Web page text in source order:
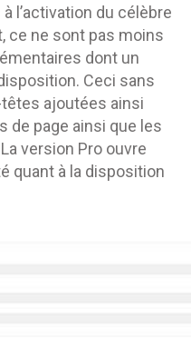
l’activation du célèbre
ce ne sont pas moins
dont un
Ceci sans
ajoutées ainsi
de page ainsi que les
version Pro ouvre
quant à la disposition